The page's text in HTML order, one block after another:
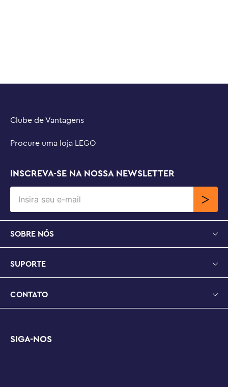
Clube de Vantagens
Procure uma loja LEGO
INSCREVA-SE NA NOSSA NEWSLETTER
SOBRE NÓS
SUPORTE
CONTATO
SIGA-NOS